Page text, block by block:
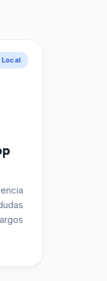
Local